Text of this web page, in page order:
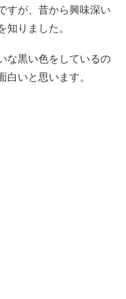
すが、昔から興味深い
知りました。
な黒い色をしているの
いと思います。